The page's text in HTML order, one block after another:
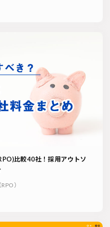
比較40社！採用アウトソ
）